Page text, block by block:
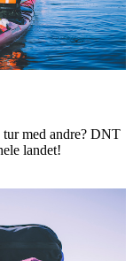
med andre? DNT
landet!